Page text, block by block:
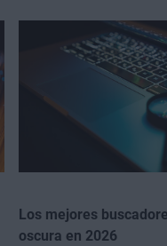
Los mejores
oscura en 2026